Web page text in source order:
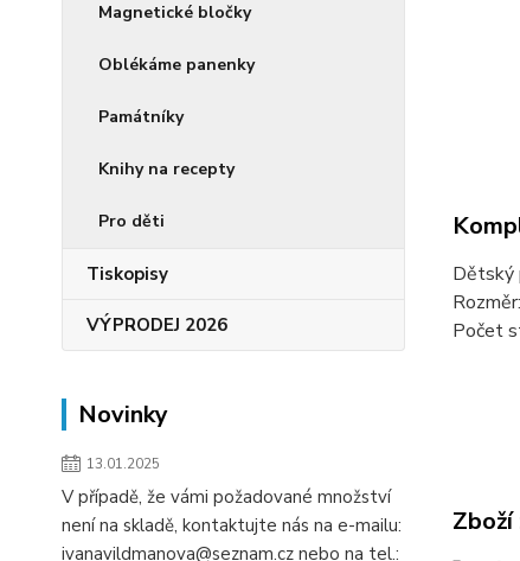
Magnetické bločky
Oblékáme panenky
Památníky
Knihy na recepty
Pro děti
Tiskopisy
VÝPRODEJ 2026
Novinky
13.01.2025
V případě, že vámi požadované množství
není na skladě, kontaktujte nás na e-mailu:
ivanavildmanova@seznam.cz nebo na tel.:
Dětský
Počet